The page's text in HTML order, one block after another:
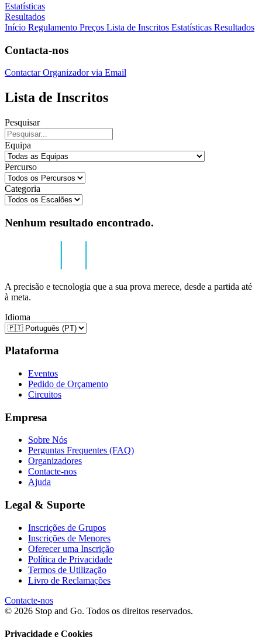
Estatísticas
Resultados
Início Regulamento Preços Lista de Inscritos Estatísticas Resultados
Contacta-nos
Contactar Organizador via Email
Lista de Inscritos
Pesquisar
Equipa
Percurso
Categoria
Nenhum resultado encontrado.
A precisão e tecnologia que a sua prova merece, desde a partida até
à meta.
Idioma
Plataforma
Eventos
Pedido de Orçamento
Circuitos
Empresa
Sobre Nós
Perguntas Frequentes (FAQ)
Organizadores
Contacte-nos
Ajuda
Legal & Suporte
Inscrições de Grupos
Inscrições de Menores
Oferecer uma Inscrição
Política de Privacidade
Termos de Utilização
Livro de Reclamações
Contacte-nos
© 2026 Stop and Go. Todos os direitos reservados.
Privacidade e Cookies